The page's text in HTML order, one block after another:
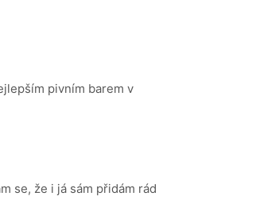
pivním barem v
se, že i já sám přidám rád